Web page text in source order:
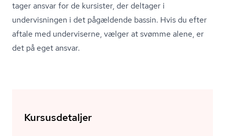
tager ansvar for de kursister, der deltager i
undervisningen i det pågældende bassin. Hvis du efter
aftale med underviserne, vælger at svømme alene, er
det på eget ansvar.
Kursusdetaljer